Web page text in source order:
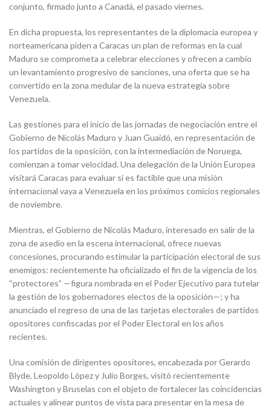
conjunto, firmado junto a Canadá, el pasado viernes.
En dicha propuesta, los representantes de la diplomacia europea y
norteamericana piden a Caracas un plan de reformas en la cual
Maduro se comprometa a celebrar elecciones y ofrecen a cambio
un levantamiento progresivo de sanciones, una oferta que se ha
convertido en la zona medular de la nueva estrategia sobre
Venezuela.
Las gestiones para el inicio de las jornadas de negociación entre el
Gobierno de Nicolás Maduro y Juan Guaidó, en representación de
los partidos de la oposición, con la intermediación de Noruega,
comienzan a tomar velocidad. Una delegación de la Unión Europea
visitará Caracas para evaluar si es factible que una misión
internacional vaya a Venezuela en los próximos comicios regionales
de noviembre.
Mientras, el Gobierno de Nicolás Maduro, interesado en salir de la
zona de asedio en la escena internacional, ofrece nuevas
concesiones, procurando estimular la participación electoral de sus
enemigos: recientemente ha oficializado el fin de la vigencia de los
“protectores” —figura nombrada en el Poder Ejecutivo para tutelar
la gestión de los gobernadores electos de la oposición—; y ha
anunciado el regreso de una de las tarjetas electorales de partidos
opositores confiscadas por el Poder Electoral en los años
recientes.
Una comisión de dirigentes opositores, encabezada por Gerardo
Blyde, Leopoldo López y Julio Borges, visitó recientemente
Washington y Bruselas con el objeto de fortalecer las coincidencias
actuales y alinear puntos de vista para presentar en la mesa de